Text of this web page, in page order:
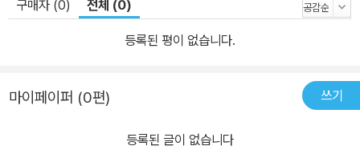
구매자 (0) 전체 (0)
등록된 평이 없습니다.
마이페이퍼 (0편) 쓰기
등록된 글이 없습니다